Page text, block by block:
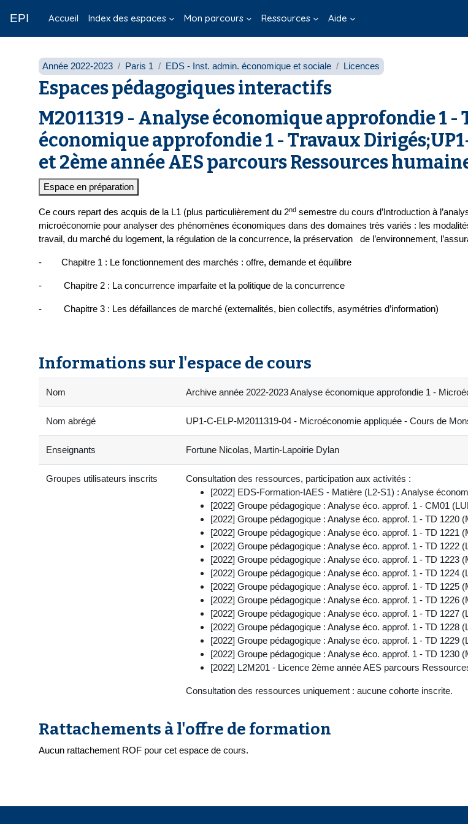
EPI Accueil Index des espaces Mon parcours Ressources Aide
Année 2022-2023 Paris 1 EDS - Inst. admin. économique et sociale Licences
Espaces pédagogiques interactifs
M2011319 - Analyse économique approfondie 1 -
économique approfondie 1 - Travaux
et 2ème année AES parcours Ressources
Espace en préparation
Ce cours repart des acquis de la L1 (plus particulièrement du 2nd semestre du cours d’Introduction à
microéconomie pour analyser des phénomènes économiques dans des domaines très variés : les
travail, du marché du logement, la régulation de la concurrence, la préservation de l’environnement,
- Chapitre 1 : Le fonctionnement des marchés : offre, demande et équilibre
- Chapitre 2 : La concurrence imparfaite et la politique de la concurrence
- Chapitre 3 : Les défaillances de marché (externalités, bien collectifs, asymétries d’information)
Informations sur l'espace de cours
Nom Archive année 2022-2023 Analyse économique approfondie 1 -
Nom abrégé UP1-C-ELP-M2011319-04 - Microéconomie appliquée - Cours de
Enseignants Fortune Nicolas, Martin-Lapoirie Dylan
Groupes utilisateurs inscrits
Consultation des ressources, participation aux activités :
[2022] EDS-Formation-IAES - Matière (L2-S1) : Analyse
[2022] Groupe pédagogique : Analyse éco. approf. 1 - CM01
[2022] Groupe pédagogique : Analyse éco. approf. 1 - TD 1220
[2022] Groupe pédagogique : Analyse éco. approf. 1 - TD 1221
[2022] Groupe pédagogique : Analyse éco. approf. 1 - TD 1222
[2022] Groupe pédagogique : Analyse éco. approf. 1 - TD 1223
[2022] Groupe pédagogique : Analyse éco. approf. 1 - TD 1224
[2022] Groupe pédagogique : Analyse éco. approf. 1 - TD 1225
[2022] Groupe pédagogique : Analyse éco. approf. 1 - TD 1226
[2022] Groupe pédagogique : Analyse éco. approf. 1 - TD 1227
[2022] Groupe pédagogique : Analyse éco. approf. 1 - TD 1228
[2022] Groupe pédagogique : Analyse éco. approf. 1 - TD 1229
[2022] Groupe pédagogique : Analyse éco. approf. 1 - TD 1230
[2022] L2M201 - Licence 2ème année AES parcours
Consultation des ressources uniquement : aucune cohorte inscrite.
Rattachements à l'offre de formation
Aucun rattachement ROF pour cet espace de cours.